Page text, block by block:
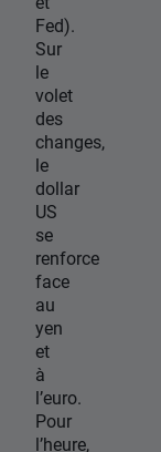
Fed).
Sur
le
volet
des
changes,
le
dollar
US
se
renforce
face
au
yen
et
à
l’euro.
Pour
l’heure,